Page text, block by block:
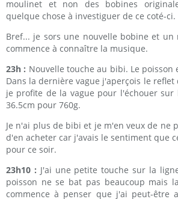
moulinet et non des bobines
quelque chose à investiguer de ce coté-ci.
Bref... je sors une nouvelle bobine et un
commence à connaître la musique.
23h : Nouvelle touche au bibi. Le
Dans la dernière vague j'aperçois le
je profite de la vague pour l'échouer sur
36.5cm pour 760g.
Je n'ai plus de bibi et je m'en veux de ne
d'en acheter car j'avais le sentiment que
pour ce soir.
23h10 : J'ai une petite touche sur la
poisson ne se bat pas beaucoup mais
commence à penser que j'ai peut-être